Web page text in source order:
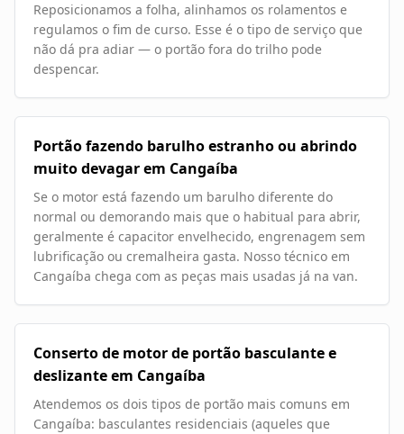
Reposicionamos a folha, alinhamos os rolamentos e
regulamos o fim de curso. Esse é o tipo de serviço que
não dá pra adiar — o portão fora do trilho pode
despencar.
Portão fazendo barulho estranho ou abrindo
muito devagar em Cangaíba
Se o motor está fazendo um barulho diferente do
normal ou demorando mais que o habitual para abrir,
geralmente é capacitor envelhecido, engrenagem sem
lubrificação ou cremalheira gasta. Nosso técnico em
Cangaíba chega com as peças mais usadas já na van.
Conserto de motor de portão basculante e
deslizante em Cangaíba
Atendemos os dois tipos de portão mais comuns em
Cangaíba: basculantes residenciais (aqueles que